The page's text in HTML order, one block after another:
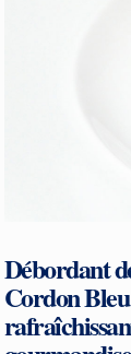
Débordant
Cordon